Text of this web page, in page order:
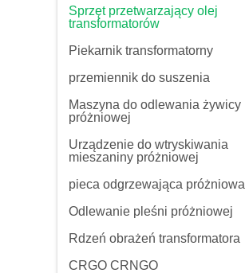
Sprzęt przetwarzający olej
transformatorów
Piekarnik transformatorny
przemiennik do suszenia
Maszyna do odlewania żywicy
próżniowej
Urządzenie do wtryskiwania
mieszaniny próżniowej
pieca odgrzewająca próżniowa
Odlewanie pleśni próżniowej
Rdzeń obrażeń transformatora
CRGO CRNGO